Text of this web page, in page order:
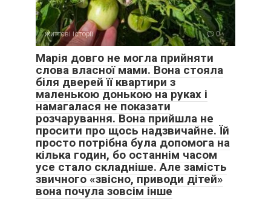
життєві історії 0
Марія довго не могла прийняти
слова власної мами. Вона стояла
біля дверей її квартири з
маленькою донькою на руках і
намагалася не показати
розчарування. Вона прийшла не
просити про щось надзвичайне. Їй
просто потрібна була допомога на
кілька годин, бо останнім часом
усе стало складніше. Але замість
звичного «звісно, приводи дітей»
вона почула зовсім інше